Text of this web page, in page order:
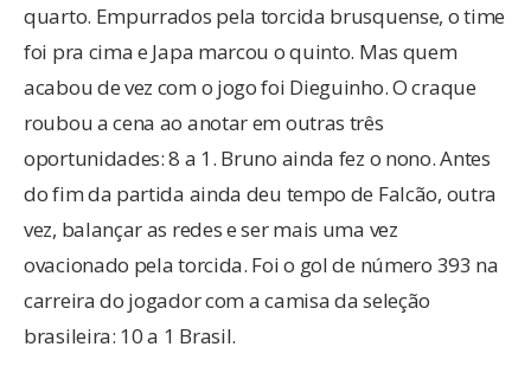
quarto. Empurrados pela torcida brusquense, o time
foi pra cima e Japa marcou o quinto. Mas quem
acabou de vez com o jogo foi Dieguinho. O craque
roubou a cena ao anotar em outras três
oportunidades: 8 a 1. Bruno ainda fez o nono. Antes
do fim da partida ainda deu tempo de Falcão, outra
vez, balançar as redes e ser mais uma vez
ovacionado pela torcida. Foi o gol de número 393 na
carreira do jogador com a camisa da seleção
brasileira: 10 a 1 Brasil.